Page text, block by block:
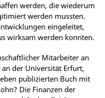
werden, die wiederum
werden mussten.
eingeleitet,
wirksam werden konnten.
Mitarbeiter an
der Universität Erfurt,
publizierten Buch mit
Die Finanzen der